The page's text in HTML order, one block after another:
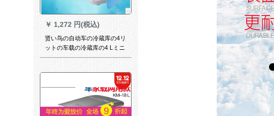
￥ 1,272 円(税込)
贤い鸟の自动车の冷蔵库の4リ
ットの车载の冷蔵库の4 Lミニ
の冷暖の小さい冷蔵の车の家
热箱の4リットの白い车の家庭
用冷蔵库を兼用します。